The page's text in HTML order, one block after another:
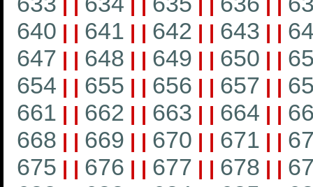
| | | | | | | |
640 | | 641 | | 642 | | 643 | |
647 | | 648 | | 649 | | 650 | |
654 | | 655 | | 656 | | 657 | |
661 | | 662 | | 663 | | 664 | |
668 | | 669 | | 670 | | 671 | |
675 | | 676 | | 677 | | 678 | |